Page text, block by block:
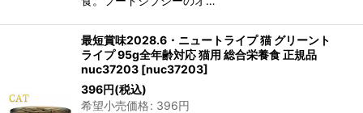
最短賞味2028.6・ニュートライプ 猫 グリーント
ライプ 95g全年齢対応 猫用 総合栄養食 正規品
nuc37203 [nuc37203]
396円(税込)
希望小売価格: 396円